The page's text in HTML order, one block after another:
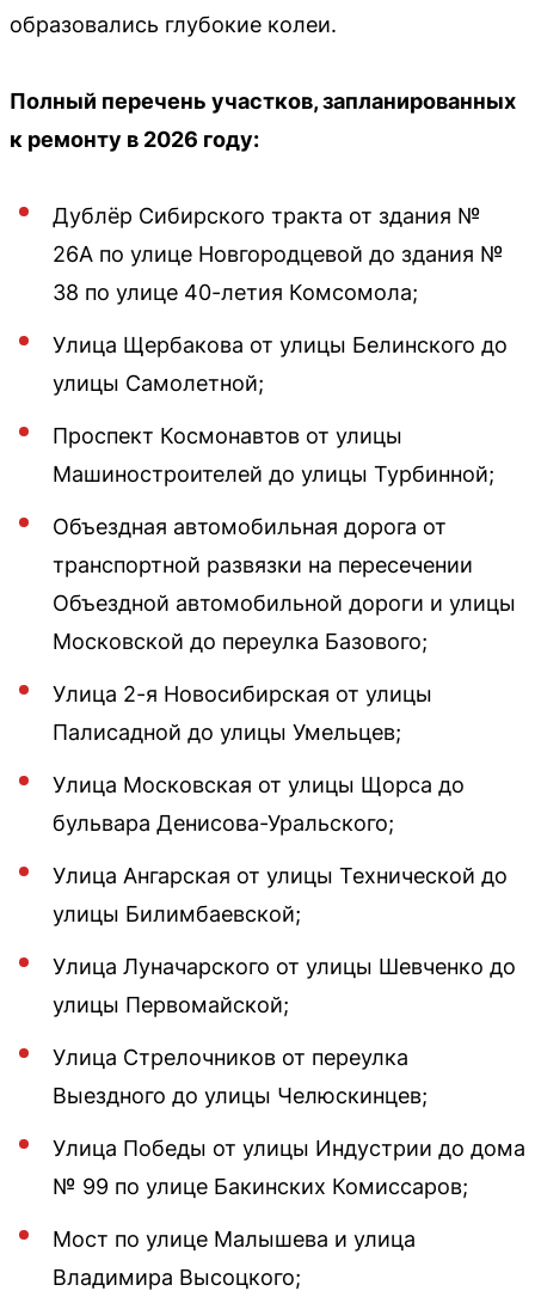
образовались глубокие колеи.
Полный перечень участков, запланированных
к ремонту в 2026 году:
Дублёр Сибирского тракта от здания №
26А по улице Новгородцевой до здания №
38 по улице 40-летия Комсомола;
Улица Щербакова от улицы Белинского до
улицы Самолетной;
Проспект Космонавтов от улицы
Машиностроителей до улицы Турбинной;
Объездная автомобильная дорога от
транспортной развязки на пересечении
Объездной автомобильной дороги и улицы
Московской до переулка Базового;
Улица 2-я Новосибирская от улицы
Палисадной до улицы Умельцев;
Улица Московская от улицы Щорса до
бульвара Денисова-Уральского;
Улица Ангарская от улицы Технической до
улицы Билимбаевской;
Улица Луначарского от улицы Шевченко до
улицы Первомайской;
Улица Стрелочников от переулка
Выездного до улицы Челюскинцев;
Улица Победы от улицы Индустрии до дома
№ 99 по улице Бакинских Комиссаров;
Мост по улице Малышева и улица
Владимира Высоцкого;